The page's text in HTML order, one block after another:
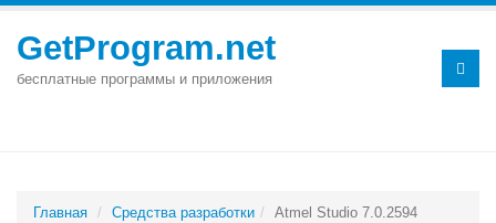
GetProgram.net
бесплатные программы и приложения
Главная Средства разработки Atmel Studio 7.0.2594